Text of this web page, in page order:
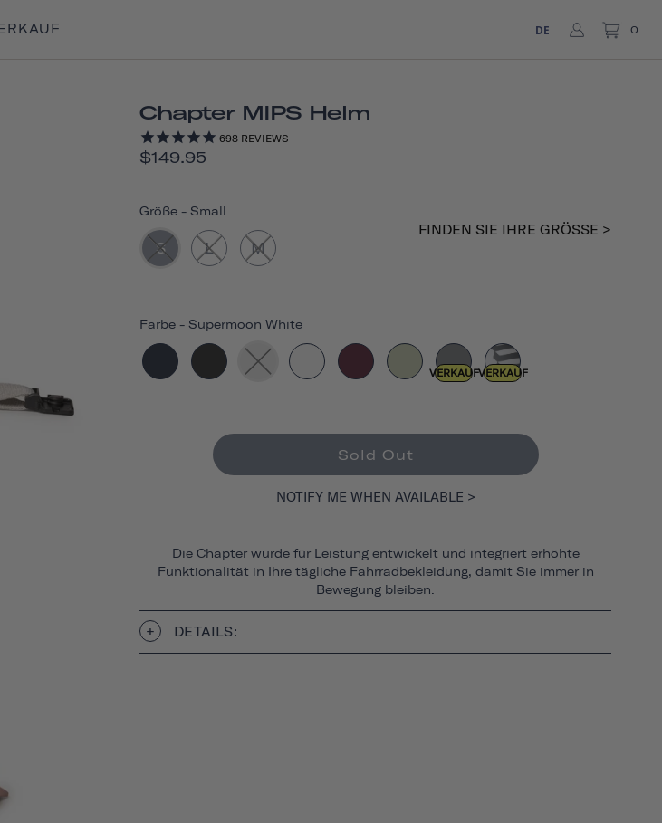
DE 0
Chapter MIPS Helm
698 REVIEWS
$149.95
Farbe - Supermoon White
VERKAUFVERKAUF
Größe - Small
S L M
FINDEN SIE IHRE GRÖSSE >
Sold Out
NOTIFY ME WHEN AVAILABLE >
Die Chapter wurde für Leistung entwickelt und integriert erhöhte
Funktionalität in Ihre tägliche Fahrradbekleidung, damit Sie immer in
Bewegung bleiben.
DETAILS: